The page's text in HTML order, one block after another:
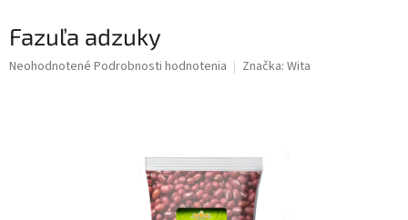
Fazuľa adzuky
Priemerné
Neohodnotené Podrobnosti hodnotenia Značka: Wita